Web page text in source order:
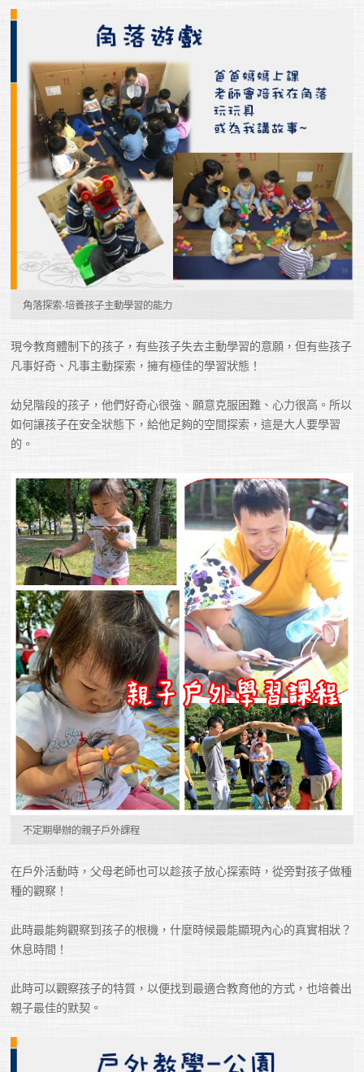
角落探索-培養孩子主動學習的能力
現今教育體制下的孩子，有些孩子失去主動學習的意願，但有些孩子
凡事好奇、凡事主動探索，擁有極佳的學習狀態！
幼兒階段的孩子，他們好奇心很強、願意克服困難、心力很高。所以
如何讓孩子在安全狀態下，給他足夠的空間探索，這是大人要學習
的。
不定期舉辦的親子戶外課程
在戶外活動時，父母老師也可以趁孩子放心探索時，從旁對孩子做種
種的觀察！
此時最能夠觀察到孩子的根機，什麼時候最能顯現內心的真實相狀？
休息時間！
此時可以觀察孩子的特質，以便找到最適合教育他的方式，也培養出
親子最佳的默契。